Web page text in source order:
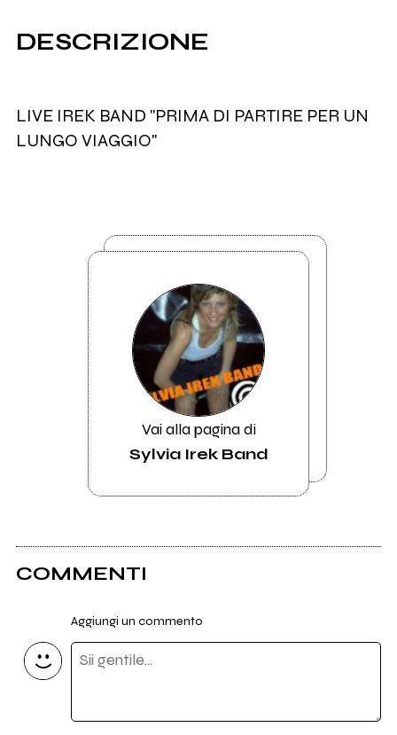
DESCRIZIONE
LIVE IREK BAND "PRIMA DI PARTIRE PER UN
LUNGO VIAGGIO"
Vai alla pagina di
Sylvia Irek Band
COMMENTI
Aggiungi un commento